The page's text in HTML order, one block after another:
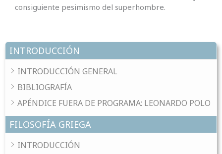
INTRODUCCIÓN
INTRODUCCIÓN GENERAL
BIBLIOGRAFÍA
APÉNDICE FUERA DE PROGRAMA: LEONARDO POLO
FILOSOFÍA GRIEGA
INTRODUCCIÓN
consiguiente pesimismo del superhombre.